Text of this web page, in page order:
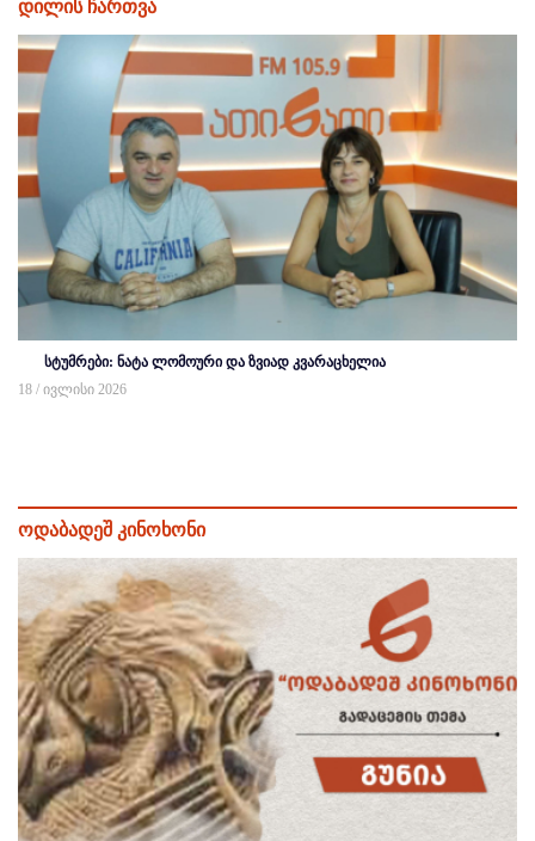
დილის ჩართვა
სტუმრები: ნატა ლომოური და ზვიად კვარაცხელია
18 / ივლისი 2026
ოდაბადეშ კინოხონი